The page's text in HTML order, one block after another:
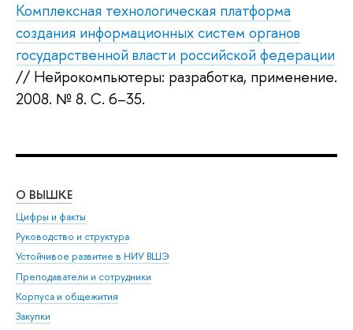
Комплексная технологическая платформа
создания информационных систем органов
государственной власти российской федерации
// Нейрокомпьютеры: разработка, применение.
2008. № 8. С. 6–35.
О ВЫШКЕ
Цифры и факты
Руководство и структура
Устойчивое развитие в НИУ ВШЭ
Преподаватели и сотрудники
Корпуса и общежития
Закупки